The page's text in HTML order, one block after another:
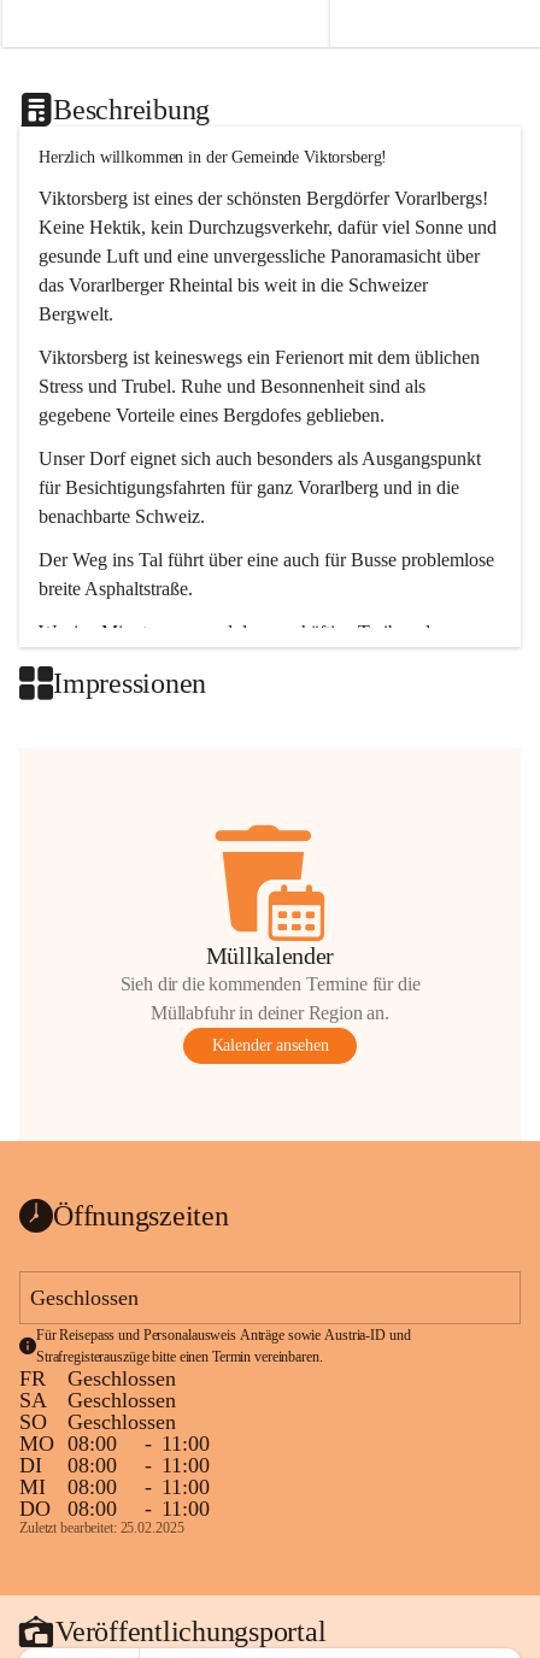
Beschreibung
Herzlich willkommen in der Gemeinde Viktorsberg!
Viktorsberg ist eines der schönsten Bergdörfer Vorarlbergs!
Keine Hektik, kein Durchzugsverkehr, dafür viel Sonne und
gesunde Luft und eine unvergessliche Panoramasicht über
das Vorarlberger Rheintal bis weit in die Schweizer
Bergwelt.
Viktorsberg ist keineswegs ein Ferienort mit dem üblichen
Stress und Trubel. Ruhe und Besonnenheit sind als
gegebene Vorteile eines Bergdofes geblieben.
Unser Dorf eignet sich auch besonders als Ausgangspunkt
für Besichtigungsfahrten für ganz Vorarlberg und in die
benachbarte Schweiz.
Der Weg ins Tal führt über eine auch für Busse problemlose
breite Asphaltstraße.
Wenige Minuten nur, und das geschäftige Treiben der
Impressionen
Müllkalender
Sieh dir die kommenden Termine für die
Müllabfuhr in deiner Region an.
Kalender ansehen
Öffnungszeiten
Geschlossen
Für Reisepass und Personalausweis Anträge sowie Austria-ID und
Strafregisterauszüge bitte einen Termin vereinbaren.
FR
Geschlossen
SA
Geschlossen
SO
Geschlossen
MO 08:00 - 11:00
DI
08:00 - 11:00
MI
08:00 - 11:00
DO
08:00 - 11:00
Zuletzt bearbeitet: 25.02.2025
Veröffentlichungsportal